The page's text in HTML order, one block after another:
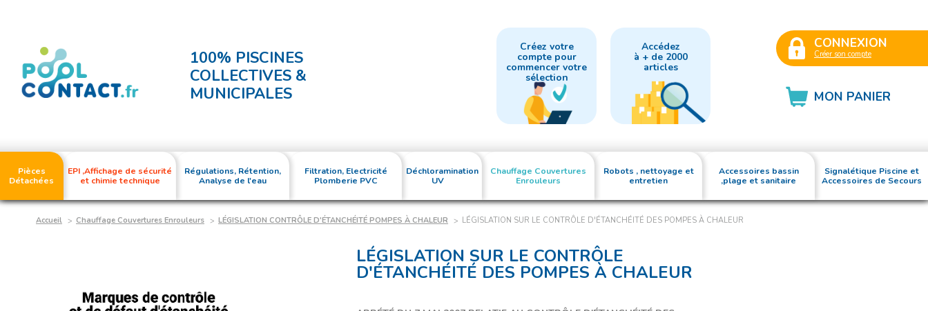
100% PISCINES
COLLECTIVES &
MUNICIPALES
Créez votre
compte pour
commencer votre
sélection
Accédez
à + de 2000
articles
CONNEXION
Créer son compte
MON PANIER
Pièces
Détachées
EPI ,Affichage de sécurité
et chimie technique
Régulations, Rétention,
Analyse de l'eau
Filtration, Electricité
Plomberie PVC
Déchloramination
UV
Chauffage Couvertures
Enrouleurs
Robots , nettoyage et
entretien
Accessoires bassin
,plage et sanitaire
Signalétique Piscine et
Accessoires de Secours
Accueil Chauffage Couvertures Enrouleurs LÉGISLATION CONTRÔLE D'ÉTANCHÉITÉ POMPES À CHALEUR LÉGISLATION SUR LE CONTRÔLE D'ÉTANCHÉITÉ DES POMPES À CHALEUR
LÉGISLATION SUR LE CONTRÔLE
D'ÉTANCHÉITÉ DES POMPES À CHALEUR